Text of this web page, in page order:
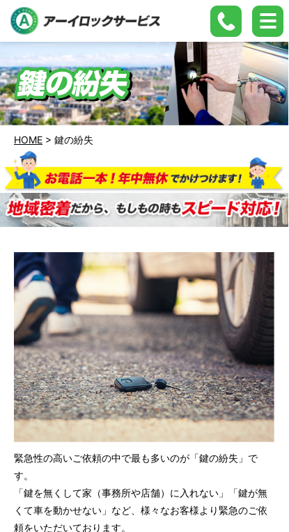
HOME > 鍵の紛失
緊急性の高いご依頼の中で最も多いのが「鍵の紛失」で
す。
「鍵を無くして家（事務所や店舗）に入れない」「鍵が無
くて車を動かせない」など、様々なお客様より緊急のご依
頼をいただいております。